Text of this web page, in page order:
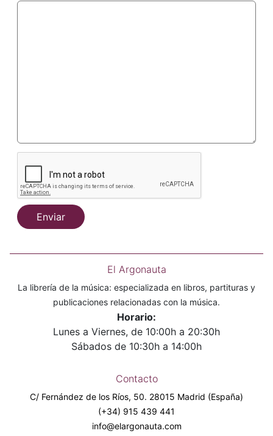
Enviar
El Argonauta
La librería de la música: especializada en libros, partituras y
publicaciones relacionadas con la música.
Horario:
Lunes a Viernes, de 10:00h a 20:30h
Sábados de 10:30h a 14:00h
Contacto
C/ Fernández de los Ríos, 50. 28015 Madrid (España)
(+34) 915 439 441
info@elargonauta.com